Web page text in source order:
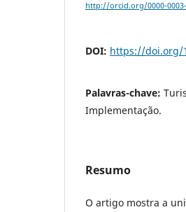
http://orcid.org/0000-0003-
DOI: https://doi.org/
Palavras-chave:
Implementação.
Resumo
O artigo mostra a